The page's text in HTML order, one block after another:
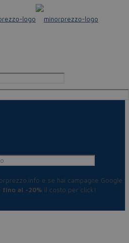
e se hai campagne Google
fino al -20% il costo per click!